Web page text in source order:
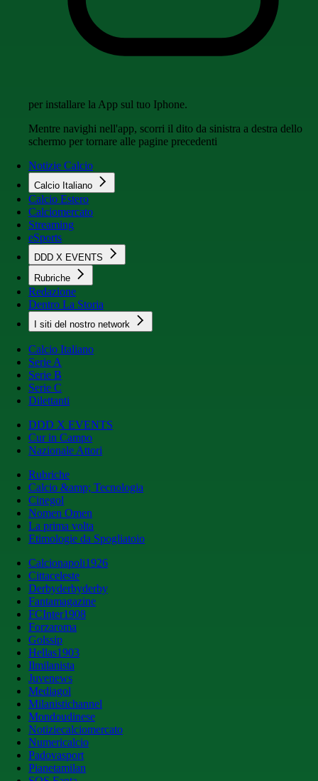
per installare la App sul tuo Iphone.
Mentre navighi nell'app, scorri il dito da sinistra a destra dello
schermo per tornare alle pagine precedenti
Notizie Calcio
Calcio Italiano
Calcio Estero
Calciomercato
Streaming
eSports
DDD X EVENTS
Rubriche
Redazione
Dentro La Storia
I siti del nostro network
Calcio Italiano
Serie A
Serie B
Serie C
Dilettanti
DDD X EVENTS
Cur in Campo
Nazionale Attori
Rubriche
Calcio &amp; Tecnologia
Cinegol
Nomen Omen
La prima volta
Etimologie da Spogliatoio
Calcionapoli1926
Cittaceleste
Derbyderbyderby
Fantamagazine
FCInter1908
Forzaroma
Golssip
Hellas1903
Ilmilanista
Juvenews
Mediagol
Milanistichannel
Mondoudinese
Notiziecalciomercato
Numericalcio
Padovasport
Pianetamilan